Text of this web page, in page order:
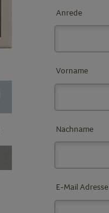
Anrede
Vorname
Nachname
E-Mail Adresse